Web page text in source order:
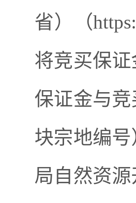
省）（
将竞买保
保证金与
块宗地编
局自然资